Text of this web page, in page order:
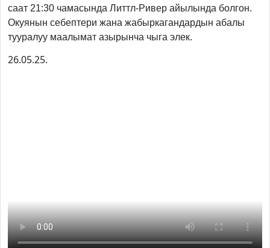
саат 21:30 чамасында Литтл-Ривер айылында болгон.
Окуянын себептери жана жабыркагандардын абалы
тууралуу маалымат азырынча чыга элек.
26.05.25.